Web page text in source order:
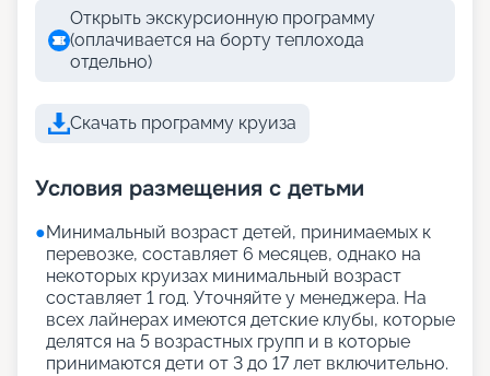
Открыть экскурсионную программу
(оплачивается на борту теплохода
отдельно)
Скачать программу круиза
Условия размещения с детьми
●Минимальный возраст детей, принимаемых к
перевозке, составляет 6 месяцев, однако на
некоторых круизах минимальный возраст
составляет 1 год. Уточняйте у менеджера. На
всех лайнерах имеются детские клубы, которые
делятся на 5 возрастных групп и в которые
принимаются дети от 3 до 17 лет включительно.